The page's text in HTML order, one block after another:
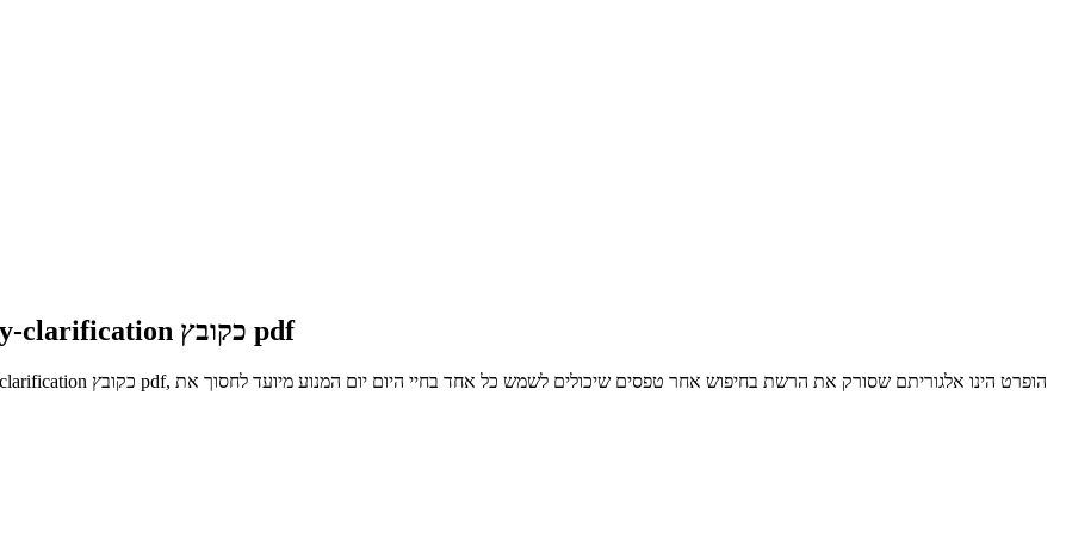
הורידו safety-and-health_mafaar_tank-safety-clarification כקובץ pdf